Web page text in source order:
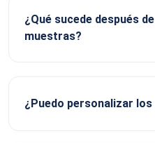
¿Qué sucede después
muestras?
¿Puedo personalizar